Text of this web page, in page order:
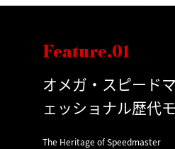
Feature.01
オメガ・スピード
ェッショナル歴代
The Heritage of Speedmaster